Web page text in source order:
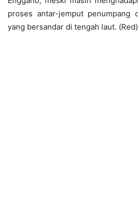
proses antar-jemput penumpang
yang bersandar di tengah laut. (Red)